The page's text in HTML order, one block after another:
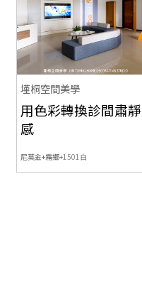
墐桐空間美學
用色彩轉換診間肅靜
感
尼莫金+霧鄉+1501白